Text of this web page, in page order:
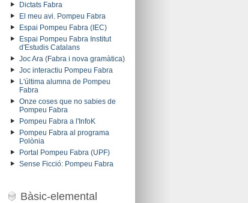
Dictats Fabra
El meu avi. Pompeu Fabra
Espai Pompeu Fabra (IEC)
Espai Pompeu Fabra Institut
d'Estudis Catalans
Joc Ara (Fabra i nova gramàtica)
Joc interactiu Pompeu Fabra
L'última alumna de Pompeu
Fabra
Onze coses que no sabies de
Pompeu Fabra
Pompeu Fabra a l'InfoK
Pompeu Fabra al programa
Polònia
Portal Pompeu Fabra (UPF)
Sense Ficció: Pompeu Fabra
Bàsic-elemental